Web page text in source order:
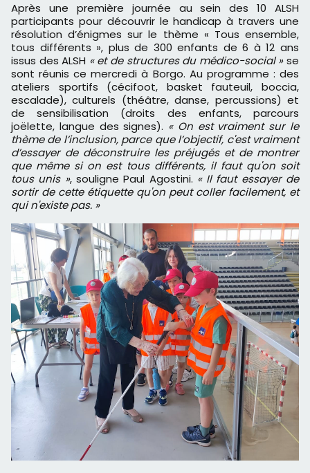
Après une première journée au sein des 10 ALSH
participants pour découvrir le handicap à travers une
résolution d’énigmes sur le thème « Tous ensemble,
tous différents », plus de 300 enfants de 6 à 12 ans
issus des ALSH « et de structures du médico-social »se
sont réunis ce mercredi à Borgo. Au programme : des
ateliers sportifs (cécifoot, basket fauteuil, boccia,
escalade), culturels (théâtre, danse, percussions) et
de sensibilisation (droits des enfants, parcours
joëlette, langue des signes). « On est vraiment sur le
thème de l’inclusion, parce que l’objectif, c'est vraiment
d’essayer de déconstruire les préjugés et de montrer
que même si on est tous différents, il faut qu'on soit
tous unis », souligne Paul Agostini. « Il faut essayer de
sortir de cette étiquette qu'on peut coller facilement, et
qui n'existe pas. »